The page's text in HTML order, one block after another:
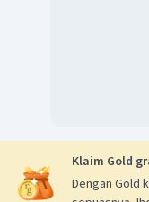
Klaim Gold
Dengan Gold